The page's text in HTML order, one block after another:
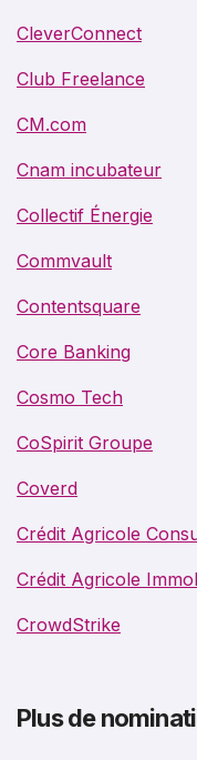
CleverConnect
Club Freelance
CM.com
Cnam incubateur
Collectif Énergie
Commvault
Contentsquare
Core Banking
Cosmo Tech
CoSpirit Groupe
Coverd
Crédit Agricole
Crédit Agricole
CrowdStrike
Plus de